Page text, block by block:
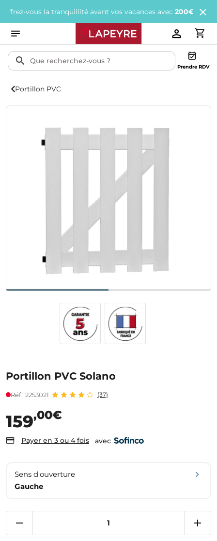
vous la tranquillité avant vos vacances avec200€ offerts tous
Prendre RDV
Portillon PVC
Portillon PVC Solano
Réf : 2253021 (37)
159,00€
Payer en 3 ou 4 fois avec
Sens d'ouverture
Gauche